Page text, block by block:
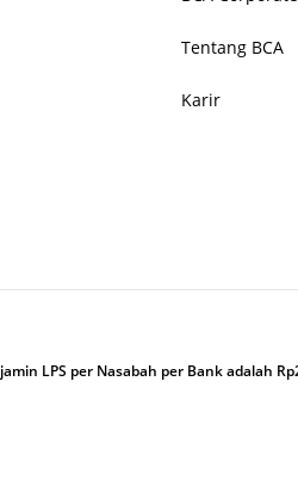
Tentang BCA
Karir
LPS per Nasabah per Bank adalah